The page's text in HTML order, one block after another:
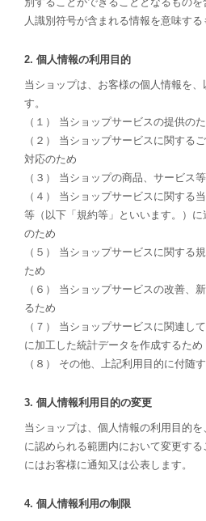
人識別符号が含まれる情報を意味する
2. 個人情報の利用目的
当ショップは、お客様の個人情報を
す。
（１） 当ショップサービスの提供の
（２） 当ショップサービスに関する
対応のため
（３） 当ショップの商品、サービス
（４） 当ショップサービスに関する
等（以下「規約等」といいます。）
のため
（５） 当ショップサービスに関する
ため
（６） 当ショップサービスの改善、
るため
（７） 当ショップサービスに関連し
に加工した統計データを作成するため
（８） その他、上記利用目的に付随
3. 個人情報利用目的の変更
当ショップは、個人情報の利用目的
に認められる範囲内において変更す
にはお客様に通知又は公表します。
4. 個人情報利用の制限